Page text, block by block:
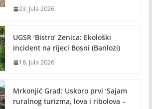
23. Jula 2026.
UGSR ‘Bistro’ Zenica: Ekološki
incident na rijeci Bosni (Banlozi)
18. Jula 2026.
Mrkonjić Grad: Uskoro prvi ‘Sajam
ruralnog turizma, lova i ribolova –